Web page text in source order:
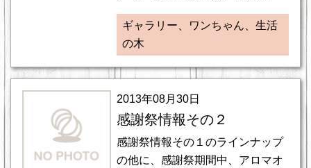
ギャラリー、ワンちゃん、生活
の木
2013年08月30日
感謝祭情報その２
感謝祭情報その１のラインナップ
の他に、感謝祭期間中、アロマオ